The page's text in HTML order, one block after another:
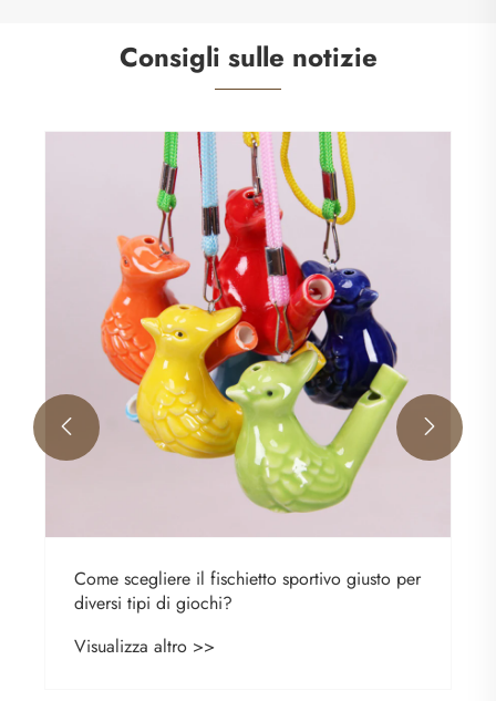
Consigli sulle notizie
giusto per
Cos'è un manichino da calcio e come
trasforma l'efficacia dell'allenamento?
Visualizza altro >>
 